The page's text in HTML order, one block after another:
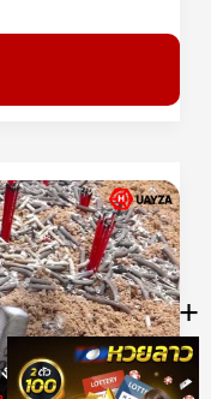
+